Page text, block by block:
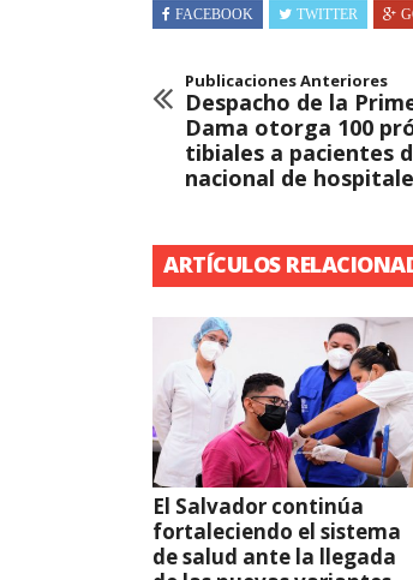
FACEBOOK TWITTER
Publicaciones Anteriores
Despacho de la
Dama otorga 100
tibiales a pacientes
nacional de
ARTÍCULOS
El Salvador continúa
fortaleciendo el sistema
de salud ante la llegada